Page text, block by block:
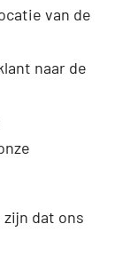
van de
naar de
dat ons